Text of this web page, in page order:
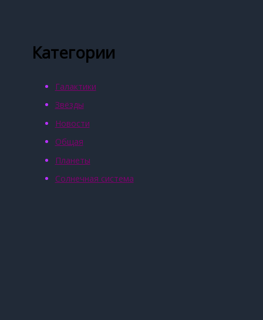
Категории
Галактики
Звёзды
Новости
Общая
Планеты
Солнечная система